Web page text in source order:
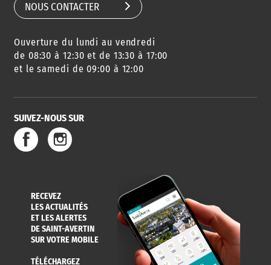
NOUS CONTACTER
Ouverture du lundi au vendredi
de 08:30 à 12:30 et de 13:30 à 17:00
et le samedi de 09:00 à 12:00
SUIVEZ-NOUS SUR
RECEVEZ
LES ACTUALITÉS
ET LES ALERTES
DE SAINT-AVERTIN
SUR VOTRE MOBILE
TÉLÉCHARGEZ